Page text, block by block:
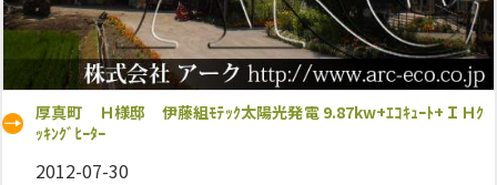
厚真町 Ｈ様邸 伊藤組ﾓﾃｯｸ太陽光発電 9.87kw+ｴｺｷｭｰﾄ+ＩＨｸ
ｯｷﾝｸﾞﾋｰﾀｰ
2012-07-30